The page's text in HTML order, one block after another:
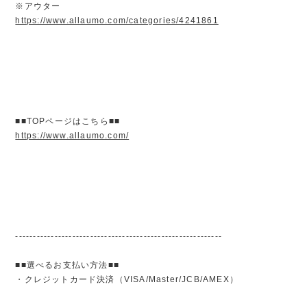
※アウター
https://www.allaumo.com/categories/4241861
■■TOPページはこちら■■
https://www.allaumo.com/
----------------------------------------------------------
■■選べるお支払い方法■■
・クレジットカード決済（VISA/Master/JCB/AMEX）